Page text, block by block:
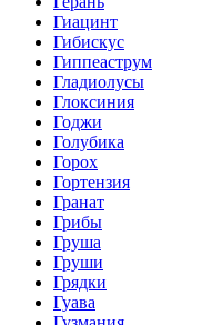
Гиацинт
Гибискус
Гиппеаструм
Гладиолусы
Глоксиния
Годжи
Голубика
Горох
Гортензия
Гранат
Грибы
Груша
Груши
Грядки
Гуава